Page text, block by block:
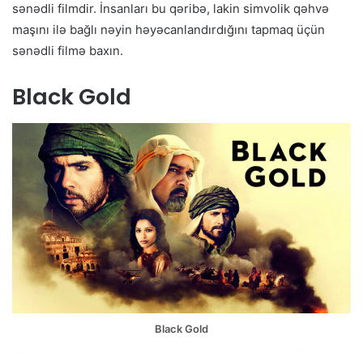
sənədli filmdir. İnsanları bu qəribə, lakin simvolik qəhvə
maşını ilə bağlı nəyin həyəcanlandırdığını tapmaq üçün
sənədli filmə baxın.
Black Gold
Black Gold